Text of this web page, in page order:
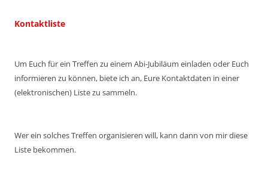
Kontaktliste
Um Euch für ein Treffen zu einem Abi-Jubiläum einladen oder Euch
informieren zu können, biete ich an, Eure Kontaktdaten in einer
(elektronischen) Liste zu sammeln.
Wer ein solches Treffen organisieren will, kann dann von mir diese
Liste bekommen.